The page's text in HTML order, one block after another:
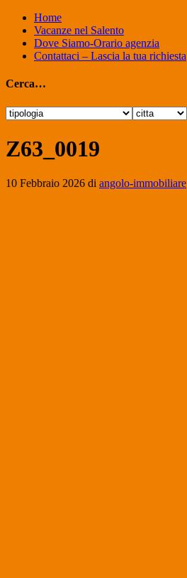
Home
Vacanze nel Salento
Dove Siamo-Orario agenzia
Contattaci – Lascia la tua richiesta
Cerca…
Z63_0019
10 Febbraio 2026 di angolo-immobiliare